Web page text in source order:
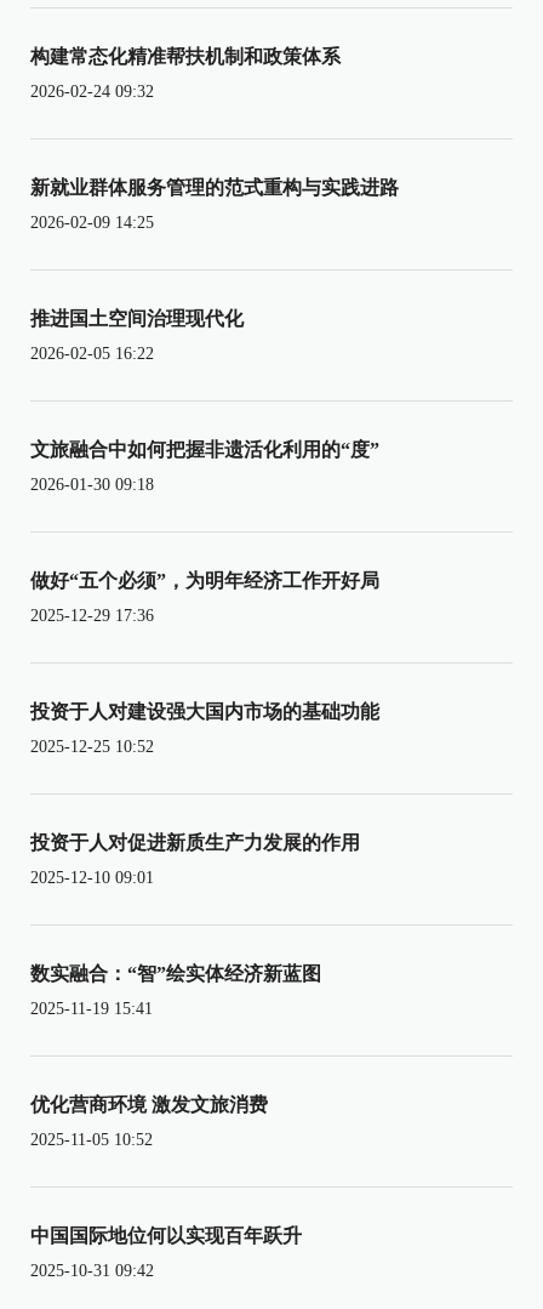
构建常态化精准帮扶机制和政策体系
2026-02-24 09:32
新就业群体服务管理的范式重构与实践进路
2026-02-09 14:25
推进国土空间治理现代化
2026-02-05 16:22
文旅融合中如何把握非遗活化利用的“度”
2026-01-30 09:18
做好“五个必须”，为明年经济工作开好局
2025-12-29 17:36
投资于人对建设强大国内市场的基础功能
2025-12-25 10:52
投资于人对促进新质生产力发展的作用
2025-12-10 09:01
数实融合：“智”绘实体经济新蓝图
2025-11-19 15:41
优化营商环境 激发文旅消费
2025-11-05 10:52
中国国际地位何以实现百年跃升
2025-10-31 09:42